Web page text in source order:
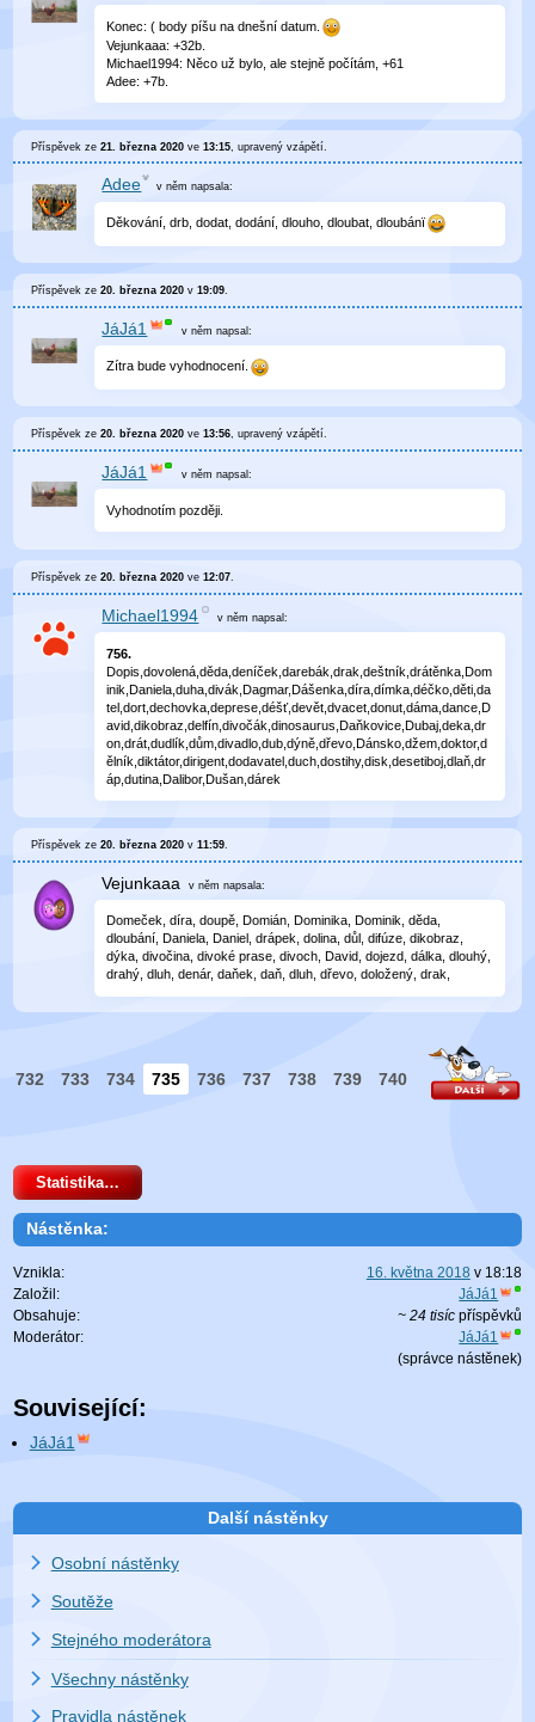
Konec: ( body píšu na dnešní datum.
Vejunkaaa: +32b.
Michael1994: Něco už bylo, ale stejně počítám, +61
Adee: +7b.
Příspěvek ze21. března 2020 ve13:15 , upravenývzápětí
Adee v něm napsala:
Děkování, drb, dodat, dodání, dlouho, dloubat, dloubánï
Příspěvek ze20. března 2020 v19:09
JáJá1 v něm napsal:
Zítra bude vyhodnocení.
Příspěvek ze20. března 2020 ve13:56, upravenývzápětí.
JáJá1 v něm napsal:
Vyhodnotím později.
Příspěvek ze20. března 2020 ve12:07.
Michael1994 v němnapsal:
756.
Dopis,dovolená,děda,deníček,darebák,drak,deštník,drátěnka,Dom
inik,Daniela,duha,divák,Dagmar,Dášenka,díra,dímka,déčko,děti,da
tel,dort,dechovka,deprese,déšť,devět,dvacet,donut,dáma,dance,D
avid,dikobraz,delfín,divočák,dinosaurus,Daňkovice,Dubaj,deka,dr
on,drát,dudlík,dům,divadlo,dub,dýně,dřevo,Dánsko,džem,doktor,d
ělník,diktátor,dirigent,dodavatel,duch,dostihy,disk,desetiboj,dlaň,dr
áp,dutina,Dalibor,Dušan,dárek
Příspěvek ze20. března 2020 v11:59
Vejunkaaa v něm napsala:
Domeček, díra, doupě, Domián, Dominika, Dominik, děda,
dloubání, Daniela, Daniel, drápek, dolina, důl, difúze, dikobraz,
dýka, divočina, divoké prase, divoch, David, dojezd, dálka, dlouhý,
drahý, dluh, denár, daňek, daň, dluh, dřevo, doložený, drak,
732 733 734 735 736 737 738 739 740
Statistika…
Nástěnka:
Vznikla: 16. května 2018 v 18:18
Založil:
JáJá1
Obsahuje:
~ 24 tisícpříspěvků
Moderátor:
JáJá1
(správce nástěnek)
Související:
JáJá1
Další nástěnky
Osobní nástěnky
Soutěže
Stejného moderátora
Všechny nástěnky
Pravidla nástěnek